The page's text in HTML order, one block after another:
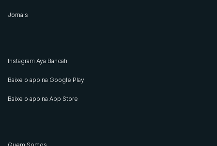
Jornais
Instagram Aya Bancah
Baixe o app na Google Play
Baixe o app na App Store